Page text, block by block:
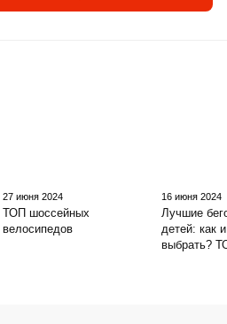
27 июня 2024
ТОП шоссейных
велосипедов
16 июня 2024
Лучшие
детей: как
выбрать?